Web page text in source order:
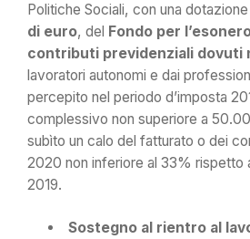
Politiche Sociali, con una
di euro, del Fondo per
contributi previdenziali dovuti
lavoratori autonomi e dai
percepito nel periodo d’imposta
complessivo non superiore a
subìto un calo del fatturato o dei
2020 non inferiore al 33% rispetto
2019.
Sostegno al rientro al